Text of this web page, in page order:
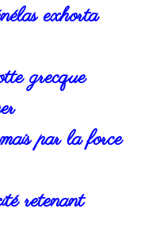
exhorta
grecque
par la force
retenant